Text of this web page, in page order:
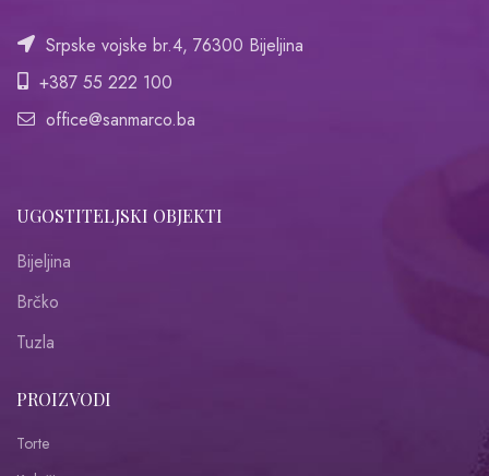
Srpske vojske br.4, 76300 Bijeljina
+387 55 222 100
office@sanmarco.ba
UGOSTITELJSKI OBJEKTI
Bijeljina
Brčko
Tuzla
PROIZVODI
Torte